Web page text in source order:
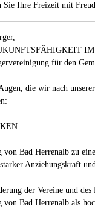
Sie Ihre Freizeit mit
für den
die wir nach
von Bad Herrenalb zu
Anziehungskraft
der Vereine und des
von Bad Herrenalb als